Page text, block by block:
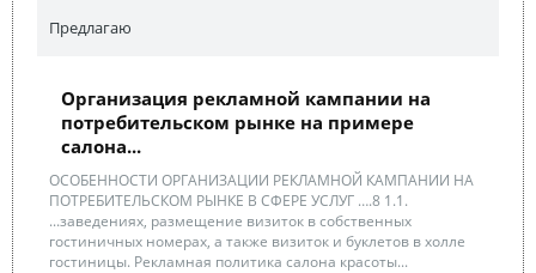
Предлагаю
Организация рекламной кампании на
потребительском рынке на примере
салона...
ОСОБЕННОСТИ ОРГАНИЗАЦИИ РЕКЛАМНОЙ КАМПАНИИ НА
ПОТРЕБИТЕЛЬСКОМ РЫНКЕ В СФЕРЕ УСЛУГ ….8 1.1.
...заведениях, размещение визиток в собственных
гостиничных номерах, а также визиток и буклетов в холле
гостиницы. Рекламная политика салона красоты...